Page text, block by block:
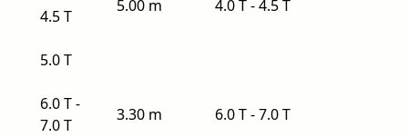
4.5 T
5.00 m 4.0 T - 4.5 T
5.0 T
6.0 T -
7.0 T
3.30 m 6.0 T - 7.0 T